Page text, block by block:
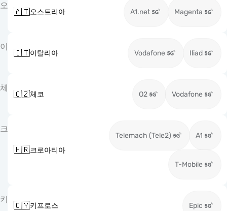
오
🇦🇹오스트리아 A1.net Magenta
이
🇮🇹이탈리아 Vodafone Iliad
체
🇨🇿체코 O2 Vodafone
크
🇭🇷크로아티아
Telemach (Tele2) A1
T-Mobile
키
🇨🇾키프로스 Epic